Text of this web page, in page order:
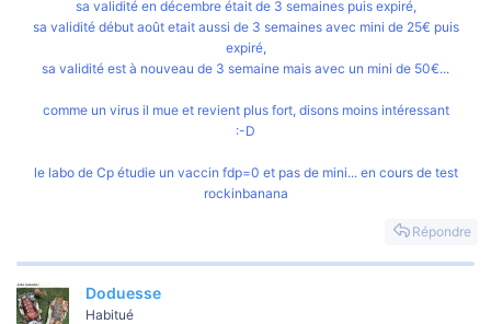
sa validité en décembre était de 3 semaines puis expiré,
sa validité début août etait aussi de 3 semaines avec mini de 25€ puis
expiré,
sa validité est à nouveau de 3 semaine mais avec un mini de 50€...
comme un virus il mue et revient plus fort, disons moins intéressant
:-D
le labo de Cp étudie un vaccin fdp=0 et pas de mini... en cours de test
rockinbanana
Répondre
Doduesse
Habitué